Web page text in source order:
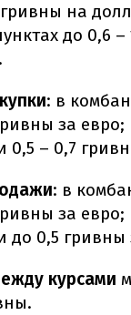
на
до 0,6
: в
за
0,5 – 0,7
: в
за
до 0,5 гривны
курсами